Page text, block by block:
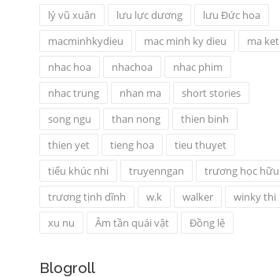
lý vũ xuân
lưu lực dương
lưu Đức hoa
macminhkydieu
mac minh ky dieu
ma ket
nhac hoa
nhachoa
nhac phim
nhac trung
nhan ma
short stories
song ngu
than nong
thien binh
thien yet
tieng hoa
tieu thuyet
tiểu khúc nhi
truyenngan
trương học hữu
trương tịnh dĩnh
w.k walker
winky thi
xu nu
Âm tần quái vật Đồng lệ
Blogroll